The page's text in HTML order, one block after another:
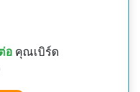
อ คุณเบิร์ด